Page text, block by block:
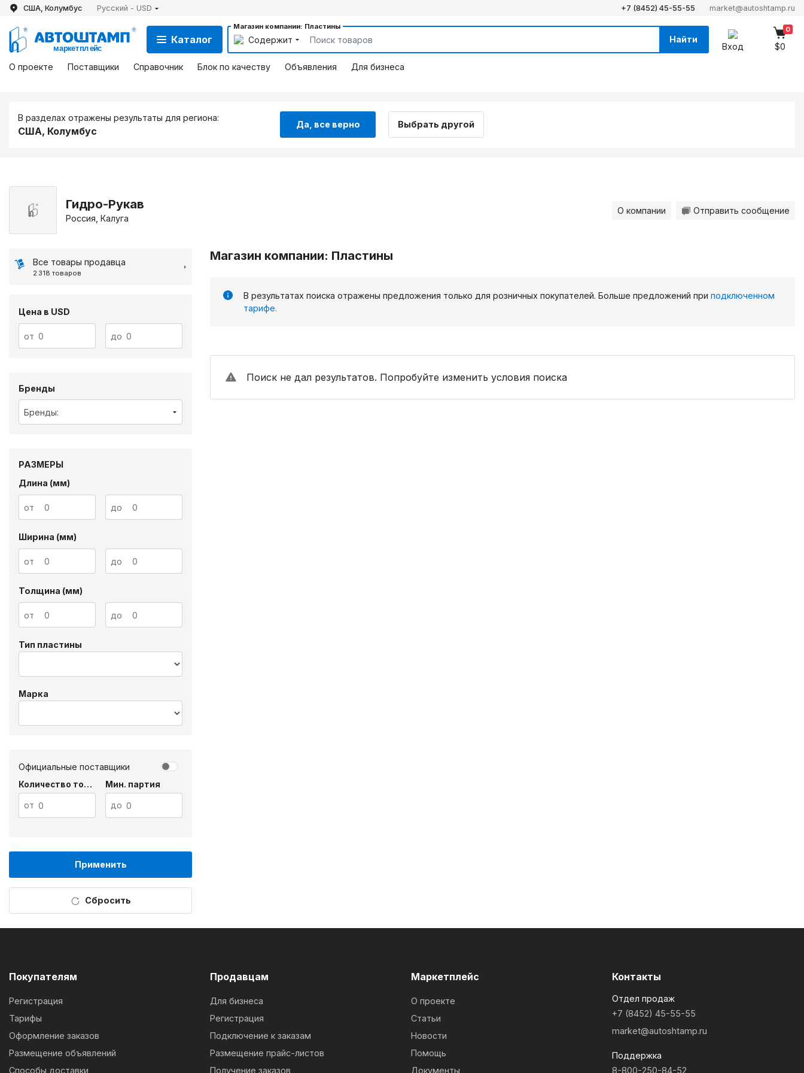
США, Колумбус Русский - USD +7 (8452) 45-55-55 market@autoshtamp.ru
Каталог
Магазин компании: Пластины
Содержит Найти
Вход
0
$0
О проекте
Поставщики Справочник Блок по качеству Объявления Для бизнеса
В разделах отражены результаты для региона:
США, Колумбус
Да, все верно Выбрать другой
Гидро-Рукав
Россия, Калуга
О компании Отправить сообщение
Все товары продавца
2 318 товаров
Цена в USD
от до
Бренды
Бренды:
РАЗМЕРЫ
Длина (мм)
от до
Ширина (мм)
от до
Толщина (мм)
от до
Тип пластины
Марка
Официальные поставщики
Количество товара
от
Мин. партия
до
Применить
Сбросить
Магазин компании: Пластины
В результатах поиска отражены предложения только для розничных покупателей. Больше предложений при подключенном
тарифе.
Поиск не дал результатов. Попробуйте изменить условия поиска
Покупателям
Регистрация
Тарифы
Оформление заказов
Размещение объявлений
Способы доставки
Продавцам
Для бизнеса
Регистрация
Подключение к заказам
Размещение прайс-листов
Получение заказов
Маркетплейс
О проекте
Статьи
Новости
Помощь
Документы
Контакты
Отдел продаж
+7 (8452) 45-55-55
market@autoshtamp.ru
Поддержка
8-800-250-84-52